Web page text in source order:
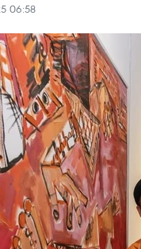
06:58